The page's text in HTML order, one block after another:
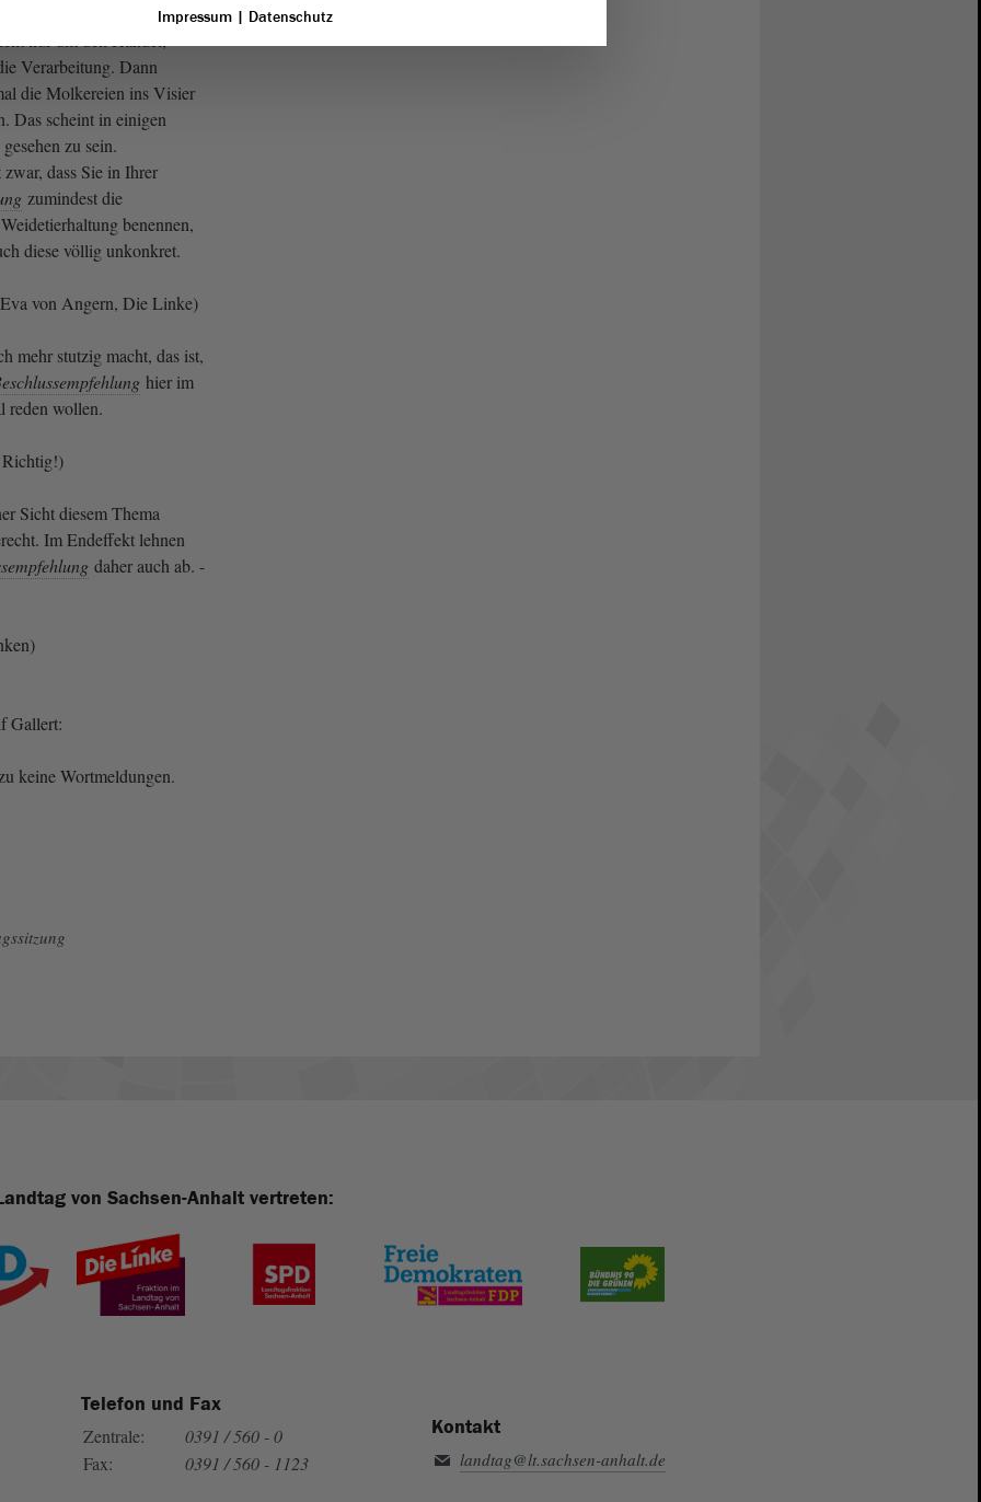
untersucht werden? Es
nur um den Handel,
Verarbeitung. Dann
die Molkereien ins Visier
Das scheint in einigen
zu sein.
dass Sie in Ihrer
zumindest die
benennen,
diese völlig unkonkret.
von Angern, Die Linke)
mehr stutzig macht, das ist,
hier im
reden wollen.
Sicht diesem Thema
Im Endeffekt lehnen
daher auch ab. -
Gallert:
keine Wortmeldungen.
von Sachsen-Anhalt vertreten:
Telefon und Fax
Zentrale:
0391 / 560 - 0
Fax:
0391 / 560 - 1123
Kontakt
landtag@lt.sachsen-anhalt.de
Impressum | Datenschutz